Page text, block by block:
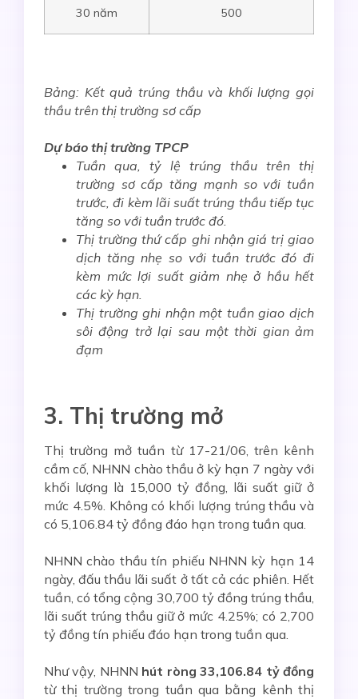
30 năm 500
Bảng: Kết quả trúng thầu và khối lượng gọi
thầu trên thị trường sơ cấp
Dự báo thị trường TPCP
Tuần qua, tỷ lệ trúng thầu trên thị
trường sơ cấp tăng mạnhsovới tuần
trước, đi kèm lãi suất trúng thầu tiếp tục
tăng so với tuần trước đó.
Thị trường thứ cấp ghi nhận giá trị giao
dịch tăng nhẹ so với tuần trước đó đi
kèm mức lợi suất giảm nhẹ ở hầu hết
các kỳ hạn.
Thị trường ghi nhận một tuần giao dịch
sôi động trở lại sau một thời gian ảm
đạm
3. Thị trường mở
Thị trường mở tuần từ 17-21/06, trên kênh
cầm cố, NHNN chào thầu ở kỳ hạn 7 ngày với
khối lượng là 15,000 tỷ đồng, lãi suất giữ ở
mức 4.5%. Không có khối lượng trúng thầu và
có 5,106.84 tỷ đồng đáo hạn trong tuần qua.
NHNN chào thầu tín phiếu NHNN kỳ hạn 14
ngày, đấu thầu lãi suất ở tất cả các phiên. Hết
tuần, có tổng cộng 30,700 tỷ đồng trúng thầu,
lãi suất trúng thầu giữ ở mức 4.25%; có 2,700
tỷ đồng tín phiếu đáo hạn trong tuần qua.
Như vậy, NHNN hút ròng 33,106.84 tỷ đồng
từ thị trường trong tuần qua bằng kênh thị